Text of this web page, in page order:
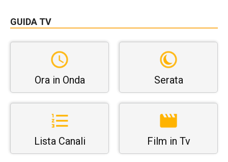
GUIDA TV
Ora in Onda Serata
Lista Canali Film in Tv